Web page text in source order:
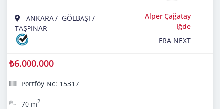
ANKARA / GÖLBAŞI /
TAŞPINAR
Alper Çağatay
Iğde
ERA NEXT
₺6.000.000
Portföy No: 15317
70 m2